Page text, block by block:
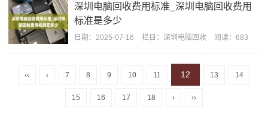
深圳电脑回收费用标准_深圳电脑回收费用
标准是多少
日期： 2025-07-16 栏目： 深圳电脑回收 阅读：683
‹‹ ‹ 7 8 9 10 11 12 13 14
15 16 17 18 › ››